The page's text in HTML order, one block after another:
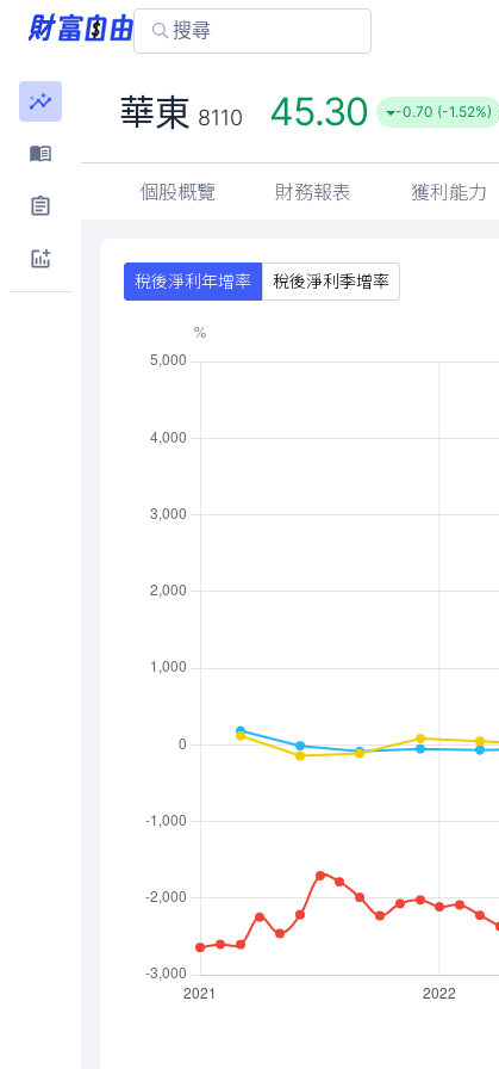
華東 8110 45.30 -0.70 (-1.52%)
個股概覽 財務報表 獲利能力
稅後淨利年增率 稅後淨利季增率